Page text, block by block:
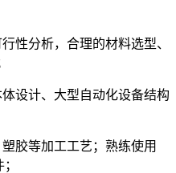
性分析，合理的材料选型、
设计、大型自动化设备结构
胶等加工工艺；熟练使用